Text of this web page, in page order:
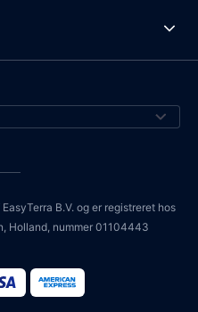
B.V. og er registreret hos
Holland, nummer 01104443